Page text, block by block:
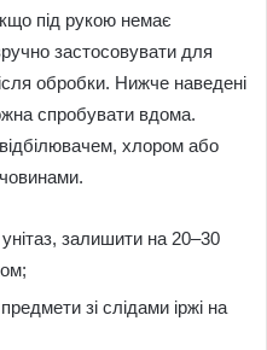
під рукою немає
застосовувати для
обробки. Нижче наведені
спробувати вдома.
хлором або
залишити на 20–30
зі слідами іржі на